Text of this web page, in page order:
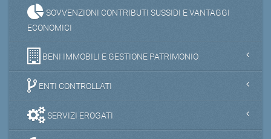
SOVVENZIONI CONTRIBUTI SUSSIDI E VANTAGGI
ECONOMICI
BENI IMMOBILI E GESTIONE PATRIMONIO
ENTI CONTROLLATI
SERVIZI EROGATI